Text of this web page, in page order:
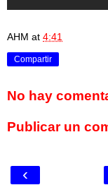
AHM at 4:41
Compartir
No hay
Publicar un
‹